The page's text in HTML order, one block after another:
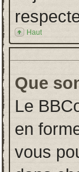
Haut
Que
Le
en
vous